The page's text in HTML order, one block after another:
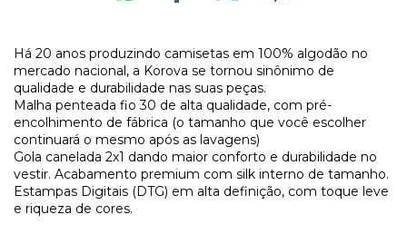
Há 20 anos produzindo camisetas em 100% algodão no
mercado nacional, a Korova se tornou sinônimo de
qualidade e durabilidade nas suas peças.
Malha penteada fio 30 de alta qualidade, com pré-
encolhimento de fábrica (o tamanho que você escolher
continuará o mesmo após as lavagens)
Gola canelada 2x1 dando maior conforto e durabilidade no
vestir. Acabamento premium com silk interno de tamanho.
Estampas Digitais (DTG) em alta definição, com toque leve
e riqueza de cores.